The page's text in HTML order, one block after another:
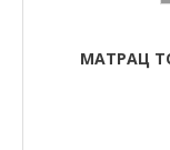
МАТРАЦ